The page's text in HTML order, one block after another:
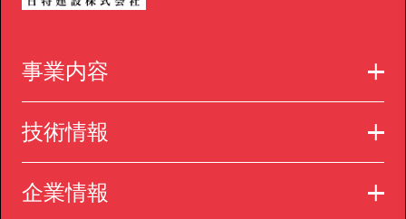
事業内容
技術情報
企業情報